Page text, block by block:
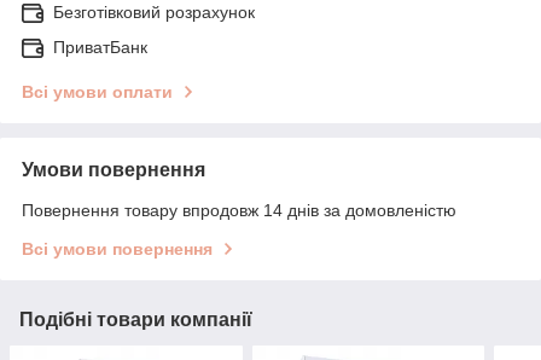
Безготівковий розрахунок
ПриватБанк
Всі умови оплати
Умови повернення
Повернення товару впродовж 14 днів за домовленістю
Всі умови повернення
Подібні товари компанії